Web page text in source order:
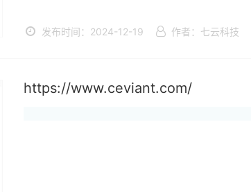
发布时间：2024-12-19 作者：七云科技
https://www.ceviant.com/